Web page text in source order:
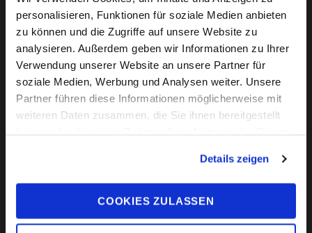
personalisieren, Funktionen für soziale Medien anbieten
zu können und die Zugriffe auf unsere Website zu
analysieren. Außerdem geben wir Informationen zu Ihrer
Verwendung unserer Website an unsere Partner für
soziale Medien, Werbung und Analysen weiter. Unsere
Partner führen diese Informationen möglicherweise mit
weiteren Daten zusammen, die Sie ihnen bereitgestellt
Cookies, wenn Sie unsere Webseite weiterhin nutzen.
Details zeigen
COOKIES ZULASSEN
Travel People ist dein Reiseveranstalter für
Windsurfreisen, Kitesurfreisen und Mountainbikereisen.
TOP DESTINATIONEN